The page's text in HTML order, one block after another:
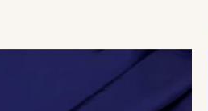
46 - Celeste